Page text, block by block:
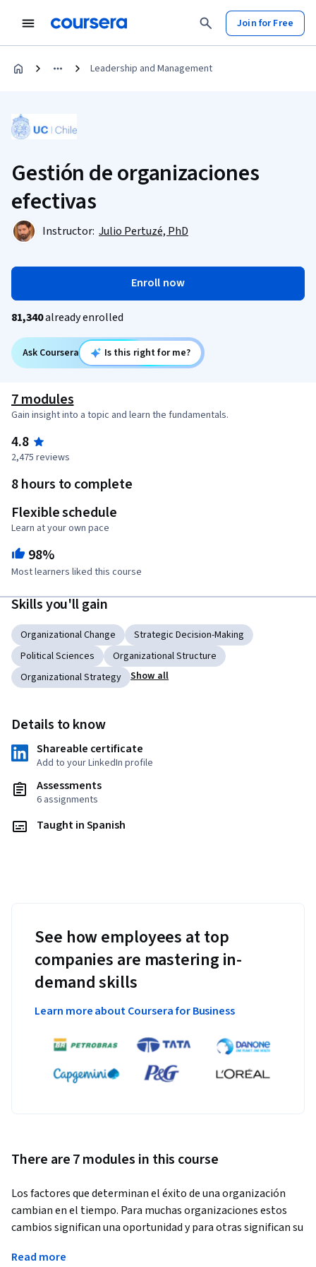
Join for Free
Leadership and Management
Gestión de organizaciones
efectivas
Instructor: Julio Pertuzé, PhD
Enroll now
81,340already enrolled
Ask Coursera Is this right for me?
7 modules
Gain insight into a topic and learn the fundamentals.
4.8
2,475 reviews
8 hours to complete
Flexible schedule
Learn at your own pace
98%
Most learners liked this course
Skills you'll gain
Organizational Change
Strategic Decision-Making
Political Sciences
Organizational Structure
Organizational Strategy
Show all
Details to know
Shareable certificate
Add to your LinkedIn profile
Assessments
6 assignments
Taught in Spanish
See how employees at top
companies are mastering in-
demand skills
Learn more about Coursera for Business
There are 7 modules in this course
Los factores que determinan el éxito de una organización
cambian en el tiempo. Para muchas organizaciones estos
cambios significan una oportunidad y para otras significan su
Read more